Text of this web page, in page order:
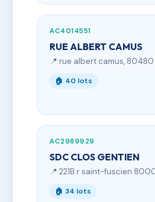
AC4014551
RUE ALBERT CAMUS
📍 rue albert camus, 80480
🏠 40 lots
AC2989929
SDC CLOS GENTIEN
📍 221B r saint-fuscien
🏠 34 lots